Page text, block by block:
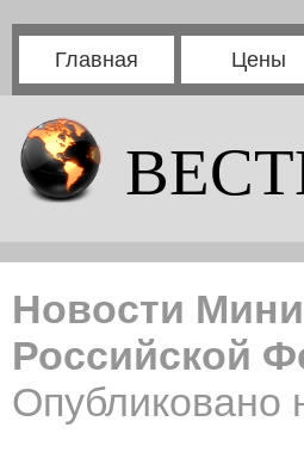
Главная Цены
Новости
Российской
Опубликовано